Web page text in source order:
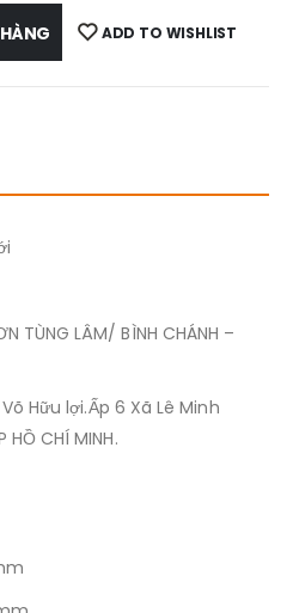
ADD TO WISHLIST
TÙNG LÂM/ BÌNH CHÁNH –
Võ Hữu lợi.Ấp 6 Xã Lê Minh
CHÍ MINH.